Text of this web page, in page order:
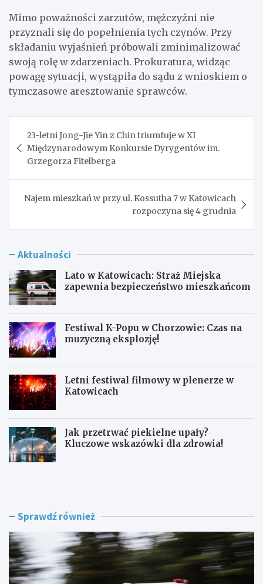
Mimo poważności zarzutów, mężczyźni nie
przyznali się do popełnienia tych czynów. Przy
składaniu wyjaśnień próbowali zminimalizować
swoją rolę w zdarzeniach. Prokuratura, widząc
powagę sytuacji, wystąpiła do sądu z wnioskiem o
tymczasowe aresztowanie sprawców.
wpisu
23-letni Jong-Jie Yin z Chin triumfuje w XI
Międzynarodowym Konkursie Dyrygentów im.
Grzegorza Fitelberga
Najem mieszkań w przy ul. Kossutha 7 w Katowicach
rozpoczyna się 4 grudnia
Aktualności
Lato w Katowicach: Straż Miejska
zapewnia bezpieczeństwo mieszkańcom
Festiwal K-Popu w Chorzowie: Czas na
muzyczną eksplozję!
Letni festiwal filmowy w plenerze w
Katowicach
Jak przetrwać piekielne upały?
Kluczowe wskazówki dla zdrowia!
L
K
t
o
w
i
F
w
l
K
-
P
Sprawdź również